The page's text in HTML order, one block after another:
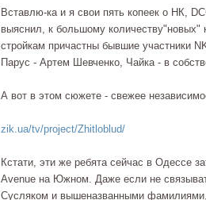
Вставлю-ка и я свои пять копеек о НК,
выяснил, к большому
стройкам причастны бывшие участники
Парус - Артем Шевченко, Чайка - в
А вот в этом сюжете - свежее
zik.ua/tv/project/Zhitloblud/
Кстати, эти же ребята сейчас в Одессе
Avenue на Южном. Даже если не
Сусляком и вышеназванными фамилиями,